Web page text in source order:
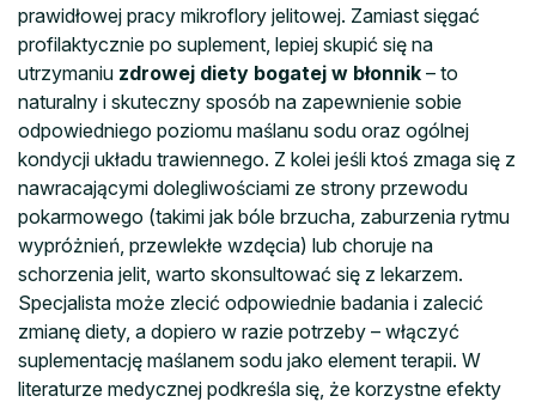
prawidłowej pracy mikroflory jelitowej. Zamiast sięgać
profilaktycznie po suplement, lepiej skupić się na
utrzymaniu zdrowej diety bogatej w błonnik – to
naturalny i skuteczny sposób na zapewnienie sobie
odpowiedniego poziomu maślanu sodu oraz ogólnej
kondycji układu trawiennego. Z kolei jeśli ktoś zmaga się z
nawracającymi dolegliwościami ze strony przewodu
pokarmowego (takimi jak bóle brzucha, zaburzenia rytmu
wypróżnień, przewlekłe wzdęcia) lub choruje na
schorzenia jelit, warto skonsultować się z lekarzem.
Specjalista może zlecić odpowiednie badania i zalecić
zmianę diety, a dopiero w razie potrzeby – włączyć
suplementację maślanem sodu jako element terapii. W
literaturze medycznej podkreśla się, że korzystne efekty